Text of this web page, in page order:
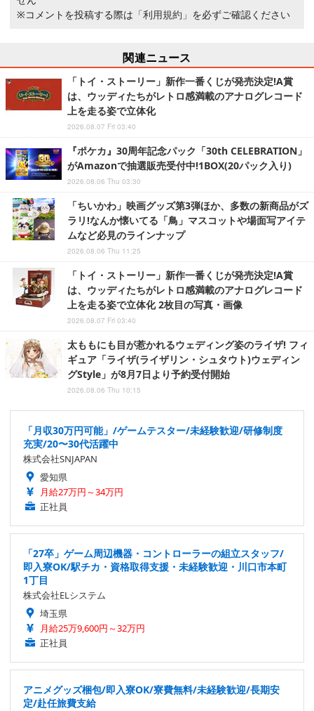
※コメントを投稿する際は 「利用規約」 を必ずご確認ください
関連ニュース
「トイ・ストーリー」新作一番くじが発売決定!A賞
は、ウッディたちがレトロ感満載のアナログレコード
上を走る姿で立体化
2026.08.07 Fri 03:40
『ポケカ』30周年記念パック「30th CELEBRATION」
がAmazonで抽選販売受付中!1BOX(20パック入り)
2026.08.06 Thu 03:30
「ちいかわ」映画グッズ第3弾ほか、多数の新商品がズ
ラリ!なんか懐いてる「鳥」マスコットや場面写アイテ
ムなど必見のラインナップ
2026.08.06 Thu 11:25
「トイ・ストーリー」新作一番くじが発売決定!A賞
は、ウッディたちがレトロ感満載のアナログレコード
上を走る姿で立体化 2枚目の写真・画像
2026.08.07 Fri 03:40
太ももにも目が惹かれるウェディング姿のライザ! フィ
ギュア「ライザ(ライザリン・シュタウト)ウェディン
グStyle」が8月7日より予約受付開始
2026.08.06 Thu 10:15
「月収30万円可能」/ゲームテスター/未経験歓迎/研修制度
充実/20〜30代活躍中
株式会社SNJAPAN
愛知県
月給27万円～34万円
正社員
「27卒」ゲーム周辺機器・コントローラーの組立スタッフ/
即入寮OK/駅チカ・資格取得支援・未経験歓迎・川口市本町
1丁目
株式会社ELシステム
埼玉県
月給25万9,600円～32万円
正社員
アニメグッズ梱包/即入寮OK/寮費無料/未経験歓迎/長期安
定/赴任旅費支給